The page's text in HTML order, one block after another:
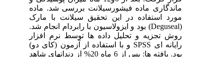
ماندگاری ماده فیشورسیلانت بررسی شد. ماده
مورد استفاده در این تحقیق سیلانت با مارک
(Deguseal) بود و ایزولاسیون با رابردام انجام شد.
روش تجزیه و تحلیل داده ها توسط نرم افزار
رایانه ای SPSS و با استفاده از آزمون (کای دو)
بود. یافته ها: پس از 6 ماه 20% از دندانهای شاهد